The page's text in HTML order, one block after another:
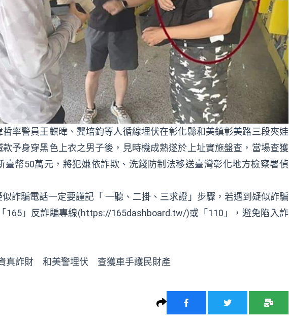
率警員王麒暐、龔培鈞等人循線埋伏在彰化縣和美鎮彰美路三段夾娃
予身穿黑色上衣之男子後，見時機成熟遂於上址實施盤查，當場查獲
臺幣50萬元，將犯嫌依詐欺、洗錢防制法移送臺灣彰化地方檢察署偵
詐騙電話一定要謹記「 一聽、二掛、三求證」步驟，若遇到疑似詐騙
165」反詐騙專線(https://165dashboard.tw/)或「110」，避免陷入詐
真詐財 和美警埋伏 查獲車手護民財產